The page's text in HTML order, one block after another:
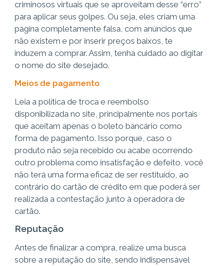
criminosos virtuais que se aproveitam desse “erro”
para aplicar seus golpes. Ou seja, eles criam uma
página completamente falsa, com anúncios que
não existem e por inserir preços baixos, te
induzem a comprar. Assim, tenha cuidado ao digitar
o nome do site desejado.
Meios de pagamento
Leia a política de troca e reembolso
disponibilizada no site, principalmente nos portais
que aceitam apenas o boleto bancário como
forma de pagamento. Isso porque, caso o
produto não seja recebido ou acabe ocorrendo
outro problema como insatisfação e defeito, você
não terá uma forma eficaz de ser restituído, ao
contrário do cartão de crédito em que poderá ser
realizada a contestação junto à operadora de
cartão.
Reputação
Antes de finalizar a compra, realize uma busca
sobre a reputação do site, sendo indispensável